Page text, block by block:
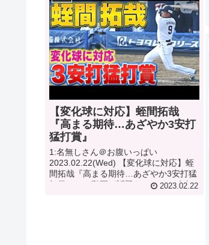
【変化球に対応】蛭間拓哉
『高まる期待…あざやか3安打
猛打賞』
1:名無しさん＠お腹いっぱい
2023.02.22(Wed) 【変化球に対応】蛭
間拓哉『高まる期待…あざやか3安打猛
打賞』って動画が話題らしいぞ 2:名無
2023.02.22